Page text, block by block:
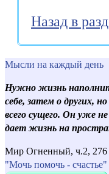
Назад в
Мысли на каждый день
Нужно жизнь
себе, затем о других,
всего сущего. Он уже
дает жизнь на
Мир Огненный, ч.2, 276
"Мочь помочь - счастье"